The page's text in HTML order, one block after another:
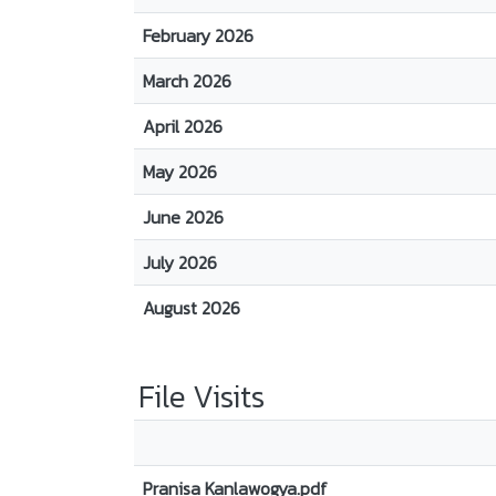
February 2026
March 2026
April 2026
May 2026
June 2026
July 2026
August 2026
File Visits
Pranisa Kanlawogya.pdf